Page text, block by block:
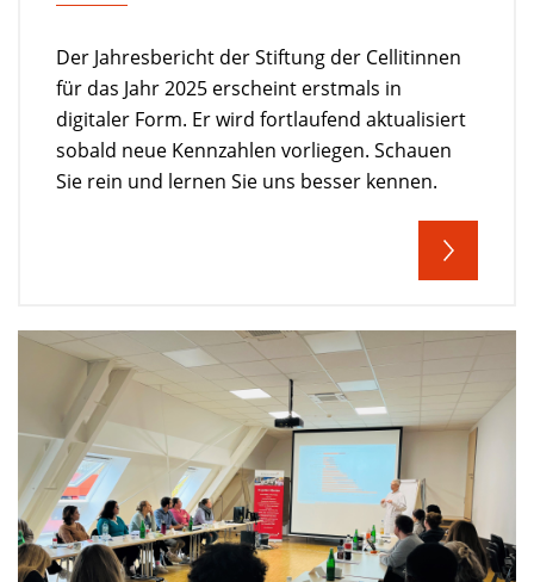
Der Jahresbericht der Stiftung der Cellitinnen
für das Jahr 2025 erscheint erstmals in
digitaler Form. Er wird fortlaufend aktualisiert
sobald neue Kennzahlen vorliegen. Schauen
Sie rein und lernen Sie uns besser kennen.